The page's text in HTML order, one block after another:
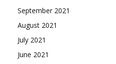
September 2021
August 2021
July 2021
June 2021